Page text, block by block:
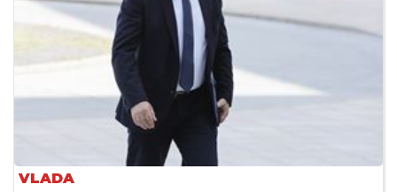
VLADA